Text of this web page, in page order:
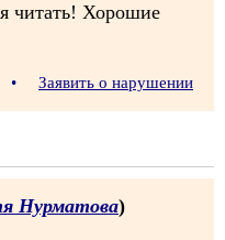
читать! Хорошие
• Заявить о нарушении
Нурматова)